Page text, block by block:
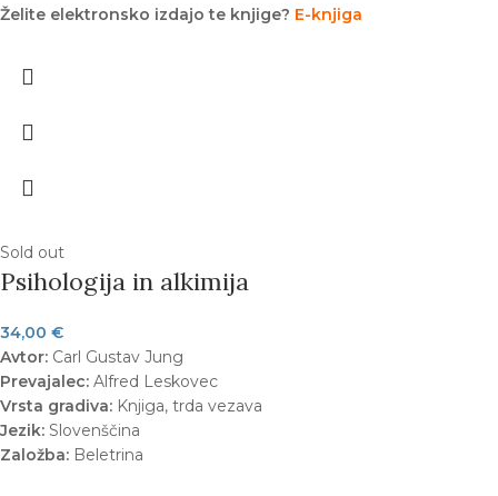
Želite elektronsko izdajo te knjige? E-knjiga
Sold out
Psihologija in alkimija
34,00 €
Avtor: Carl Gustav Jung
Prevajalec: Alfred Leskovec
Vrsta gradiva: Knjiga, trda vezava
Jezik: Slovenščina
Založba: Beletrina